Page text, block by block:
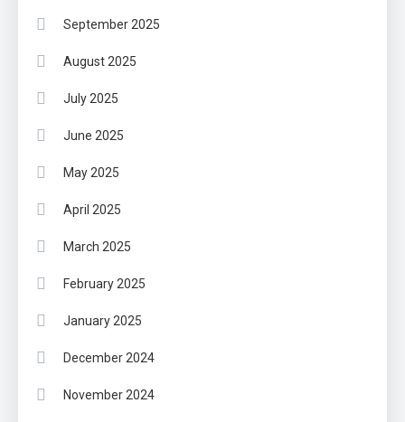
September 2025
August 2025
July 2025
June 2025
May 2025
April 2025
March 2025
February 2025
January 2025
December 2024
November 2024